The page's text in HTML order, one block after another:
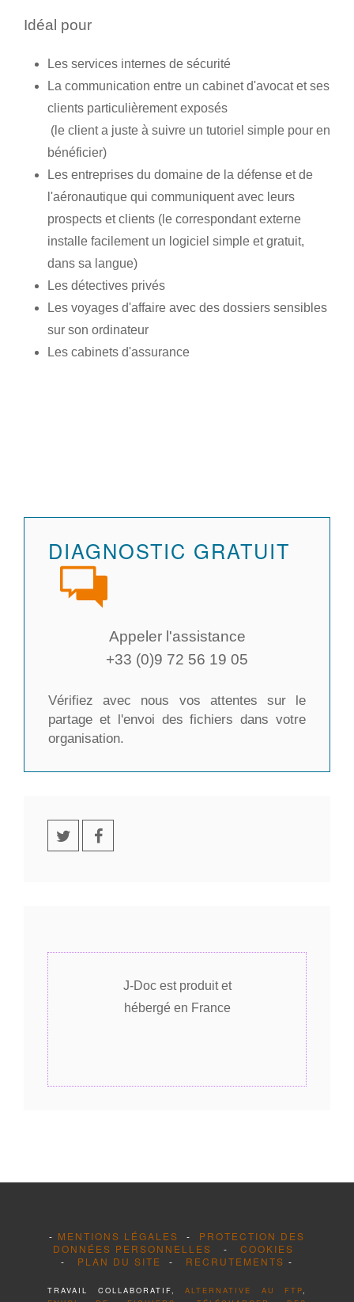
Idéal pour
Les services internes de sécurité
La communication entre un cabinet d'avocat et ses
clients particulièrement exposés
(le client a juste à suivre un tutoriel simple pour en
bénéficier)
Les entreprises du domaine de la défense et de
l'aéronautique qui communiquent avec leurs
prospects et clients (le correspondant externe
installe facilement un logiciel simple et gratuit,
dans sa langue)
Les détectives privés
Les voyages d'affaire avec des dossiers sensibles
sur son ordinateur
Les cabinets d'assurance
DIAGNOSTIC GRATUIT
Appeler l'assistance
+33 (0)9 72 56 19 05
Vérifiez avec nous vos attentes sur le
partage et l'envoi des fichiers dans votre
organisation.
J-Doc est produit et
hébergé en France
- MENTIONS LÉGALES - PROTECTION DES
DONNÉES PERSONNELLES - COOKIES
-
PLAN DU SITE - RECRUTEMENTS -
TRAVAIL COLLABORATIF, ALTERNATIVE AU FTP,